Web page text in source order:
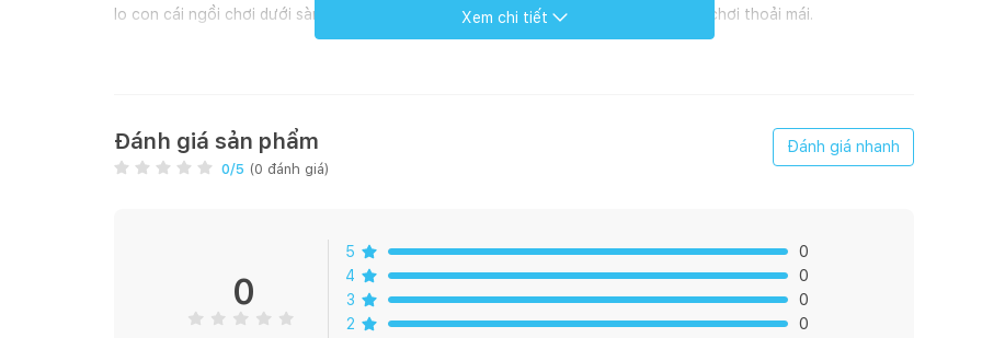
lo con cái ngồi chơi dưới sàn bị nhiễm lạnh nhưng sofa nhỏ không đủ chỗ cho con chơi thoải mái.
- Mã: SFG79
- Màu sắc: Chi tiết trong ảnh
- Ứng dụng: Phù hợp sử dụng cho các căn hộ có diện tích nhỏ, khách sạn hay dân văn phòng.
Xem chi tiết
Đánh giá sản phẩm
0/5 (0 đánh giá)
Đánh giá nhanh
0
5
0
4
0
3
0
2
0